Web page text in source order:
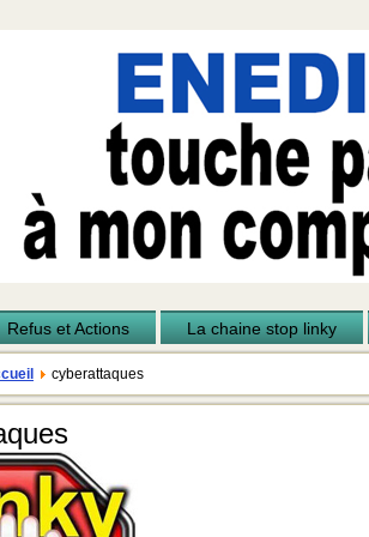
Refus et Actions La chaine stop linky
cyberattaques